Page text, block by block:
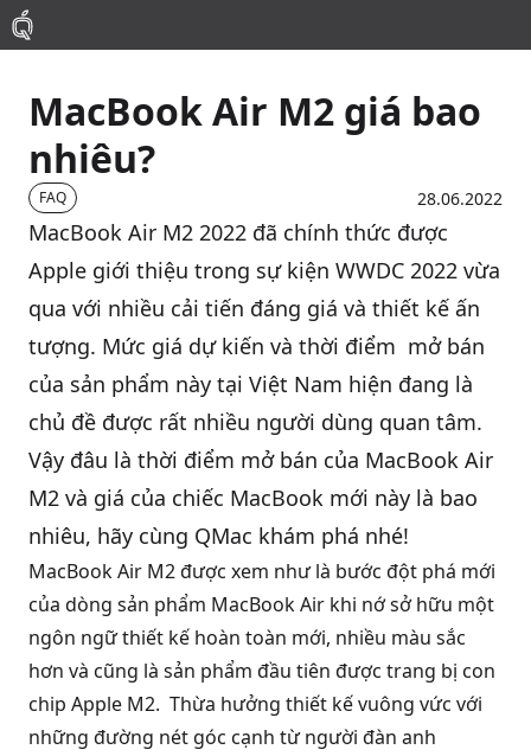
Mac
MacBook Pro
MacBook Air
Phụ Kiện
Thu Mua
Sửa Chữa
Thay Linh Kiện
QBlog
MacBook Air M2 giá bao
nhiêu?
FAQ 28.06.2022
MacBook Air M2 2022 đã chính thức được
Apple giới thiệu trong sự kiện WWDC 2022 vừa
qua với nhiều cải tiến đáng giá và thiết kế ấn
tượng. Mức giá dự kiến và thời điểm mở bán
của sản phẩm này tại Việt Nam hiện đang là
chủ đề được rất nhiều người dùng quan tâm.
Vậy đâu là thời điểm mở bán của MacBook Air
M2 và giá của chiếc MacBook mới này là bao
nhiêu, hãy cùng QMac khám phá nhé!
MacBook Air M2 được xem như là bước đột phá mới
của dòng sản phẩm MacBook Air khi nớ sở hữu một
ngôn ngữ thiết kế hoàn toàn mới, nhiều màu sắc
hơn và cũng là sản phẩm đầu tiên được trang bị con
chip Apple M2. Thừa hưởng thiết kế vuông vức với
những đường nét góc cạnh từ người đàn anh